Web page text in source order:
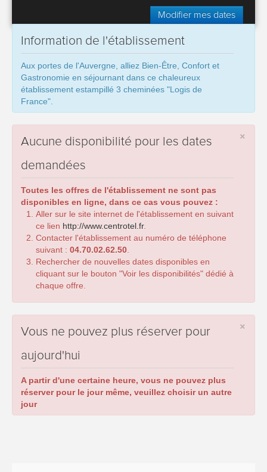
Modifier mes dates
Information de l'établissement
Aux portes de l'Auvergne, alliez Bien-Être, Confort et
Gastronomie en séjournant dans ce chaleureux
établissement estampillé 3 cheminées "Logis de
France".
×
Aucune disponibilité pour les dates
demandées
Toutes les offres de l'établissement ne sont pas
disponibles en ligne, dans ce cas vous pouvez :
Aller sur le site internet de l'établissement en suivant
ce lien http://www.centrotel.fr.
Contacter l'établissement au numéro de téléphone
suivant : 04.70.02.62.50
Rechercher de nouvelles dates disponibles en
cliquant sur le bouton "Voir les disponibilités" dédié à
chaque offre.
×
Vous ne pouvez plus réserver pour
aujourd'hui
A partir d'une certaine heure, vous ne pouvez plus
réserver pour le jour même, veuillez choisir un autre
jour